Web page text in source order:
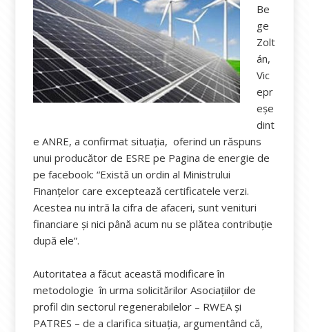
Be
ge
Zolt
án,
Vic
epr
eșe
dint
e ANRE, a confirmat situația, oferind un răspuns
unui producător de ESRE pe Pagina de energie de
pe facebook: “Există un ordin al Ministrului
Finanțelor care exceptează certificatele verzi.
Acestea nu intră la cifra de afaceri, sunt venituri
financiare și nici până acum nu se plătea contribuție
după ele”.
Autoritatea a făcut această modificare în
metodologie în urma solicitărilor Asociațiilor de
profil din sectorul regenerabilelor – RWEA și
PATRES – de a clarifica situația, argumentând că,